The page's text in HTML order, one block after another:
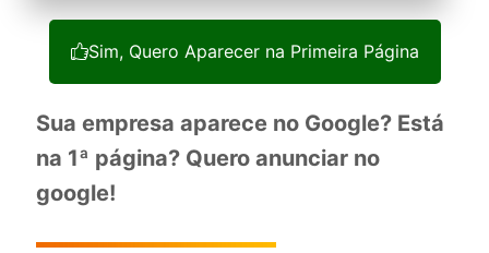
Sim, Quero Aparecer na Primeira Página
Sua empresa aparece no Google? Está
na 1ª página? Quero anunciar no
google!